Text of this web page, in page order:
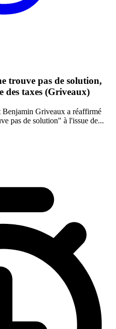
trouve pas de solution,
des taxes (Griveaux)
Griveaux a réaffirmé
pas de solution" à l'issue de...